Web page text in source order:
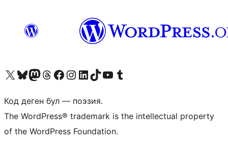
Visit our X (formerly Twitter) account
Visit our Bluesky account
Биздин Mastodon түрмөгүбүзгө баш багыңыз
Visit our Threads account
Биздин Facebook баракчабызга кириңиз
Биздин Instagram баракчабызга баш багыңыз
Биздин LinkedIn баракчабызга баш багыңыз
Visit our TikTok account
Visit our YouTube channel
Visit our Tumblr account
Код деген бул — поэзия.
The WordPress® trademark is the intellectual property
of the WordPress Foundation.